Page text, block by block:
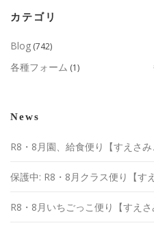
カテゴリ
Blog (742)
各種フォーム (1)
News
R8・8月園、給食便り【すえさみ
保護中: R8・8月クラス便り【す
R8・8月いちごっこ便り【すえさ